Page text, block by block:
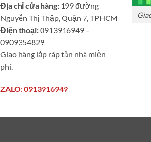
Địa chỉ cửa hàng: 199 đường
Nguyễn Thị Thập, Quận 7, TPHCM
Điện thoại:0913916949 –
0909354829
Giao hàng lắp ráp tận nhà miễn
phí.
ZALO: 0913916949